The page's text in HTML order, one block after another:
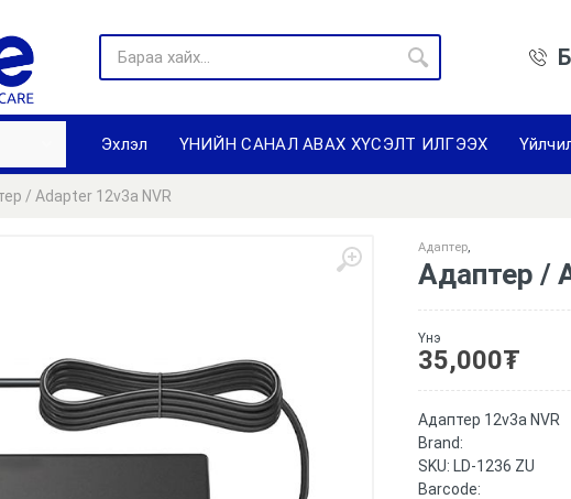
Эхлэл ҮНИЙН САНАЛ АВАХ ХҮСЭЛТ ИЛГЭЭХ
/ Adapter 12v3a NVR
Адаптер,
Адаптер /
Үнэ
35,000₮
Адаптер 12v3a NVR
Brand:
SKU: LD-1236 ZU
Barcode: